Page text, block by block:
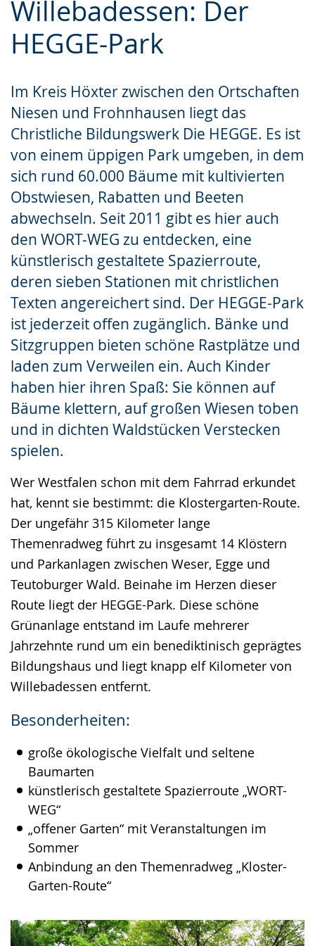
Willebadessen: Der
HEGGE-Park
Im Kreis Höxter zwischen den Ortschaften
Niesen und Frohnhausen liegt das
Christliche Bildungswerk Die HEGGE. Es ist
von einem üppigen Park umgeben, in dem
sich rund 60.000 Bäume mit kultivierten
Obstwiesen, Rabatten und Beeten
abwechseln. Seit 2011 gibt es hier auch
den WORT-WEG zu entdecken, eine
künstlerisch gestaltete Spazierroute,
deren sieben Stationen mit christlichen
Texten angereichert sind. Der HEGGE-Park
ist jederzeit offen zugänglich. Bänke und
Sitzgruppen bieten schöne Rastplätze und
laden zum Verweilen ein. Auch Kinder
haben hier ihren Spaß: Sie können auf
Bäume klettern, auf großen Wiesen toben
und in dichten Waldstücken Verstecken
spielen.
Wer Westfalen schon mit dem Fahrrad erkundet
hat, kennt sie bestimmt: die Klostergarten-Route.
Der ungefähr 315 Kilometer lange
Themenradweg führt zu insgesamt 14 Klöstern
und Parkanlagen zwischen Weser, Egge und
Teutoburger Wald. Beinahe im Herzen dieser
Route liegt der HEGGE-Park. Diese schöne
Grünanlage entstand im Laufe mehrerer
Jahrzehnte rund um ein benediktinisch geprägtes
Bildungshaus und liegt knapp elf Kilometer von
Willebadessen entfernt.
Besonderheiten:
große ökologische Vielfalt und seltene
Baumarten
künstlerisch gestaltete Spazierroute „WORT-
WEG“
„offener Garten“ mit Veranstaltungen im
Sommer
Anbindung an den Themenradweg „Kloster-
Garten-Route“
Leichten
Sprache
wechseln.
Audio-
Unterstützung.
Video
in
Deutscher
wird
angezeigt.